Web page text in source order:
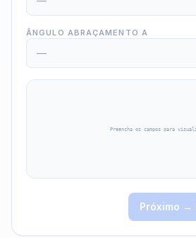
ÂNGULO ABRAÇAMENTO Α
Preencha os campos para
Próximo →